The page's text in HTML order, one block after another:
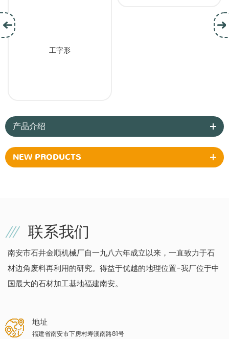
工字形
产品介绍
NEW PRODUCTS
联系我们
南安市石井金顺机械厂自一九八六年成立以来，一直致力于石
材边角废料再利用的研究。得益于优越的地理位置-我厂位于中
国最大的石材加工基地福建南安。
地址
福建省南安市下房村寿溪南路81号